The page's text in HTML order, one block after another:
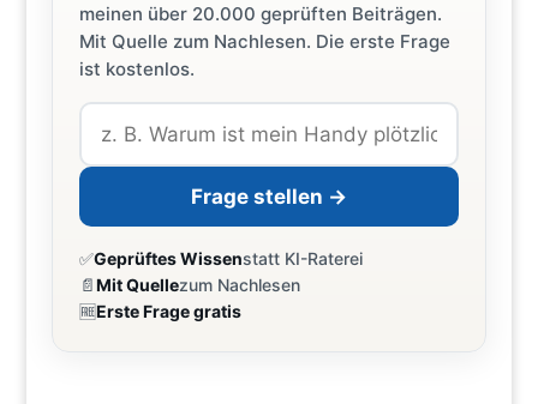
meinen über 20.000 geprüften Beiträgen.
Mit Quelle zum Nachlesen. Die erste Frage
ist kostenlos.
Frage stellen →
✅Geprüftes Wissenstatt KI-Raterei
📄Mit Quellezum Nachlesen
🆓Erste Frage gratis